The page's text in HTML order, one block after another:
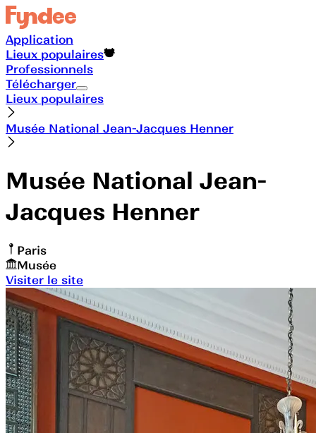
Application
Lieux populaires
Professionnels
Télécharger
Lieux populaires
Musée National Jean-Jacques Henner
Musée National Jean-
Jacques Henner
Paris
Musée
Visiter le site